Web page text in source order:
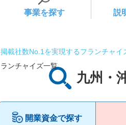
事業を探す 説
掲載社数No.1を実現するフランチャ
ランチャイズ一覧
九州・
開業資金で探す